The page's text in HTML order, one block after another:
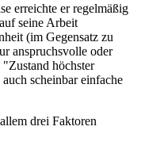
erreichte er regelmäßig
seine Arbeit
(im Gegensatz zu
anspruchsvolle oder
höchster
scheinbar einfache
drei Faktoren